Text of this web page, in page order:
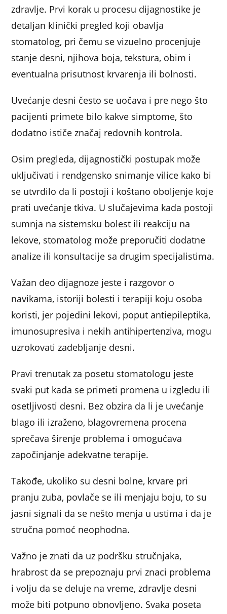
zdravlje. Prvi korak u procesu dijagnostike je
detaljan klinički pregled koji obavlja
stomatolog, pri čemu se vizuelno procenjuje
stanje desni, njihova boja, tekstura, obim i
eventualna prisutnost krvarenja ili bolnosti.
Uvećanje desni često se uočava i pre nego što
pacijenti primete bilo kakve simptome, što
dodatno ističe značaj redovnih kontrola.
Osim pregleda, dijagnostički postupak može
uključivati i rendgensko snimanje vilice kako bi
se utvrdilo da li postoji i koštano oboljenje koje
prati uvećanje tkiva. U slučajevima kada postoji
sumnja na sistemsku bolest ili reakciju na
lekove, stomatolog može preporučiti dodatne
analize ili konsultacije sa drugim specijalistima.
Važan deo dijagnoze jeste i razgovor o
navikama, istoriji bolesti i terapiji koju osoba
koristi, jer pojedini lekovi, poput antiepileptika,
imunosupresiva i nekih antihipertenziva, mogu
uzrokovati zadebljanje desni.
Pravi trenutak za posetu stomatologu jeste
svaki put kada se primeti promena u izgledu ili
osetljivosti desni. Bez obzira da li je uvećanje
blago ili izraženo, blagovremena procena
sprečava širenje problema i omogućava
započinjanje adekvatne terapije.
Takođe, ukoliko su desni bolne, krvare pri
pranju zuba, povlače se ili menjaju boju, to su
jasni signali da se nešto menja u ustima i da je
stručna pomoć neophodna.
Važno je znati da uz podršku stručnjaka,
hrabrost da se prepoznaju prvi znaci problema
i volju da se deluje na vreme, zdravlje desni
može biti potpuno obnovljeno. Svaka poseta